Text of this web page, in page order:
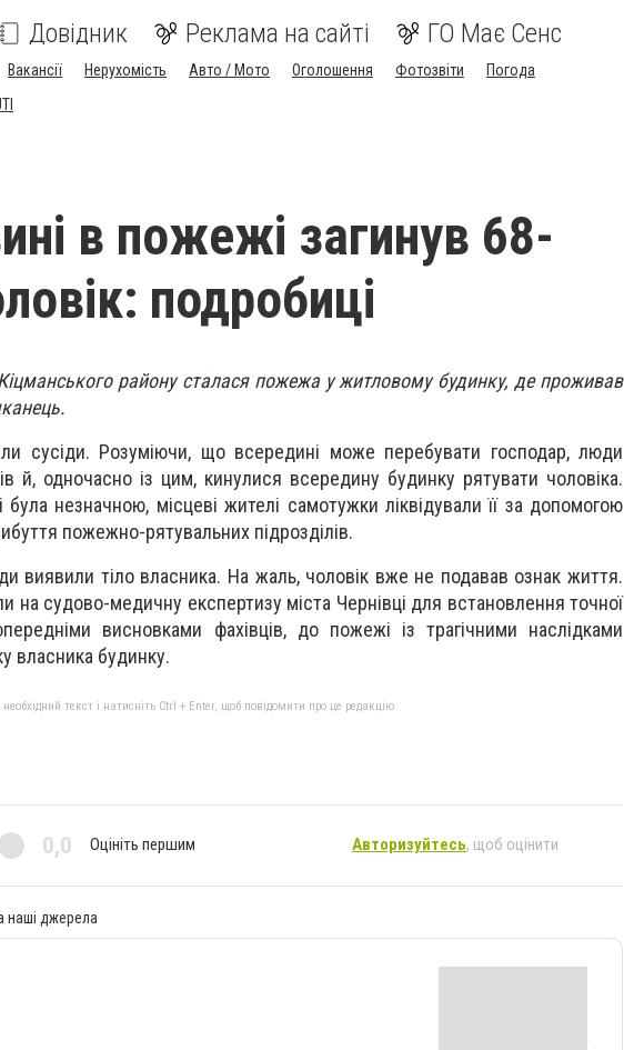
Довідник Реклама на сайті ГО Має Сенс
Вакансії Нерухомість Авто / Мото Оголошення Фотозвіти
Погода
в пожежі загинув 68-
подробиці
Кіцманського району сталася пожежа у житловому будинку, де проживав
сусіди. Розуміючи, що всередині може перебувати господар, люди
й, одночасно із цим, кинулися всередину будинку рятувати чоловіка.
незначною, місцеві жителі самотужки ліквідували її за допомогою
пожежно-рятувальних підрозділів.
виявили тіло власника. На жаль, чоловік вже не подавав ознак життя.
на судово-медичну експертизу міста Чернівці для встановлення точної
висновками фахівців, до пожежі із трагічними наслідками
власника будинку.
текст і натисніть Ctrl + Enter, щоб повідомити про це редакцію
0,0 Оцініть першим Авторизуйтесь, щоб оцінити
наші джерела